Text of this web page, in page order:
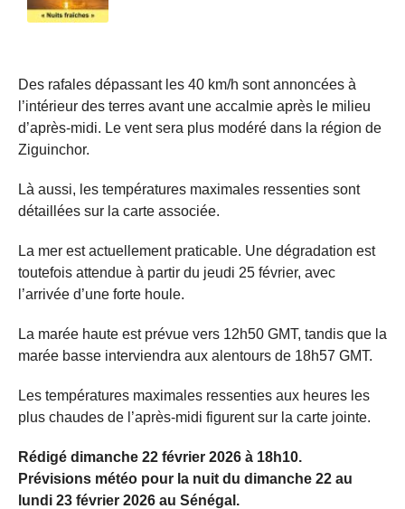
Des rafales dépassant les 40 km/h sont annoncées à
l’intérieur des terres avant une accalmie après le milieu
d’après-midi. Le vent sera plus modéré dans la région de
Ziguinchor.
Là aussi, les températures maximales ressenties sont
détaillées sur la carte associée.
La mer est actuellement praticable. Une dégradation est
toutefois attendue à partir du jeudi 25 février, avec
l’arrivée d’une forte houle.
La marée haute est prévue vers 12h50 GMT, tandis que la
marée basse interviendra aux alentours de 18h57 GMT.
Les températures maximales ressenties aux heures les
plus chaudes de l’après-midi figurent sur la carte jointe.
Rédigé dimanche 22 février 2026 à 18h10.
Prévisions météo pour la nuit du dimanche 22 au
lundi 23 février 2026 au Sénégal.